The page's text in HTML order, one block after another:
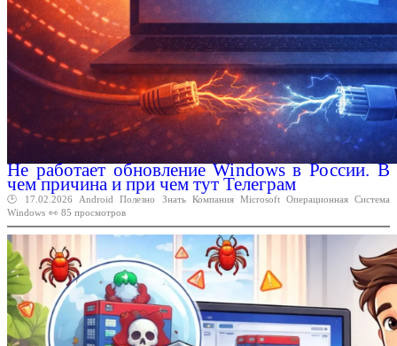
Не работает обновление Windows в России. В
чем причина и при чем тут Телеграм
🕑 17.02.2026 Android Полезно Знать Компания Microsoft Операционная Система
Windows 👀 85 просмотров